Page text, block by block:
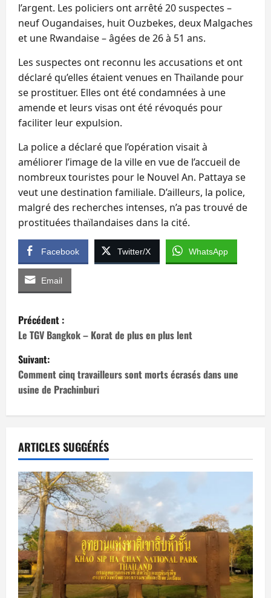
l’argent. Les policiers ont arrêté 20 suspectes –
neuf Ougandaises, huit Ouzbekes, deux Malgaches
et une Rwandaise – âgées de 26 à 51 ans.
Les suspectes ont reconnu les accusations et ont
déclaré qu’elles étaient venues en Thaïlande pour
se prostituer. Elles ont été condamnées à une
amende et leurs visas ont été révoqués pour
faciliter leur expulsion.
La police a déclaré que l’opération visait à
améliorer l’image de la ville en vue de l’accueil de
nombreux touristes pour le Nouvel An. Pattaya se
veut une destination familiale. D’ailleurs, la police,
malgré des recherches intenses, n’a pas trouvé de
prostituées thaïlandaises dans la cité.
Facebook Twitter/X WhatsApp
Email
N
a
v
i
g
a
t
i
o
n
d
Précédent :
Le TGV Bangkok – Korat de plus en plus lent
Suivant:
Comment cinq travailleurs sont morts écrasés dans une
usine de Prachinburi
ARTICLES SUGGÉRÉS